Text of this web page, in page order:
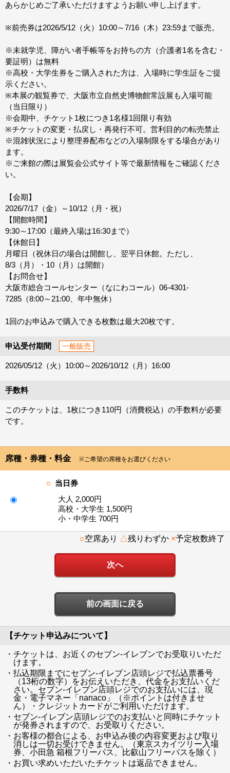
あらかじめご了承いただけますようお願い申し上げます。
※前売券は2026/5/12（火）10:00～7/16（木）23:59まで販売。
※未就学児、障がい者手帳等をお持ちの方（介護者1名を含む・
要証明）は無料
※高校・大学生券をご購入された方は、入場時に学生証をご提
示ください。
※本展の観覧券で、大阪市立自然史博物館常設展も入場可能
（当日限り）
※会期中、チケット1枚につき1名様1回限り有効
※チケットの変更・払戻し・再発行不可。営利目的の転売禁止
※混雑状況により整理券配布などの入場制限をする場合があり
ます。
※ご来館の際は展覧会公式サイト等で最新情報をご確認くださ
い。
【会期】
2026/7/17（金）～10/12（月・祝）
【開館時間】
9:30～17:00（最終入場は16:30まで）
【休館日】
月曜日（祝休日の場合は開館し、翌平日休館。ただし、
8/3（月）・10（月）は開館）
【お問合せ】
大阪市総合コールセンター（なにわコール）06-4301-
7285（8:00～21:00、年中無休）
1回のお申込みで購入できる枚数は最大20枚です。
申込受付期間 一般販売
2026/05/12（火）10:00～2026/10/12（月）16:00
手数料
このチケットは、1枚につき110円（消費税込）の手数料が必要
です。
席種・券種・料金 ※ご希望の席種をお選びください
○ 当日券
大人 2,000円
高校・大学生 1,500円
小・中学生 700円
○空席あり △残りわずか ×予定枚数終了
前の画面に戻る
【チケット申込みについて】
・チケットは、お近くのセブン-イレブンでお受取りいただ
けます。
・払込期限までにセブン-イレブン店頭レジで払込票番号
（13桁の数字）をお伝えいただき、代金をお支払いくだ
さい。セブン-イレブン店頭レジでのお支払いには、現
金・電子マネー「nanaco」（※ポイントは付きませ
ん）・クレジットカードがご利用いただけます。
・セブン-イレブン店頭レジでのお支払いと同時にチケット
が発券されますので、お受取りください。
・お客様の都合による、お申込み後の内容変更および取り
消しは一切お受けできません。（東京スカイツリー入場
券、小田急 箱根フリーパス、比叡山フリーパスを除く）
・お買い求めいただいたチケットは返品できません。